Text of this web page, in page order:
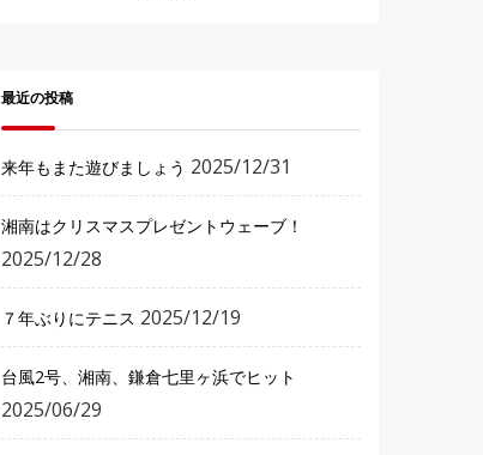
最近の投稿
来年もまた遊びましょう 2025/12/31
湘南はクリスマスプレゼントウェーブ！
2025/12/28
７年ぶりにテニス 2025/12/19
台風2号、湘南、鎌倉七里ヶ浜でヒット
2025/06/29